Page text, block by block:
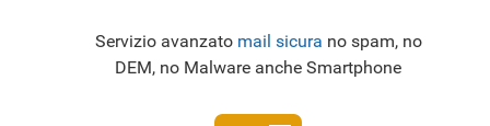
Servizio avanzato mail sicura no spam, no
DEM, no Malware anche Smartphone